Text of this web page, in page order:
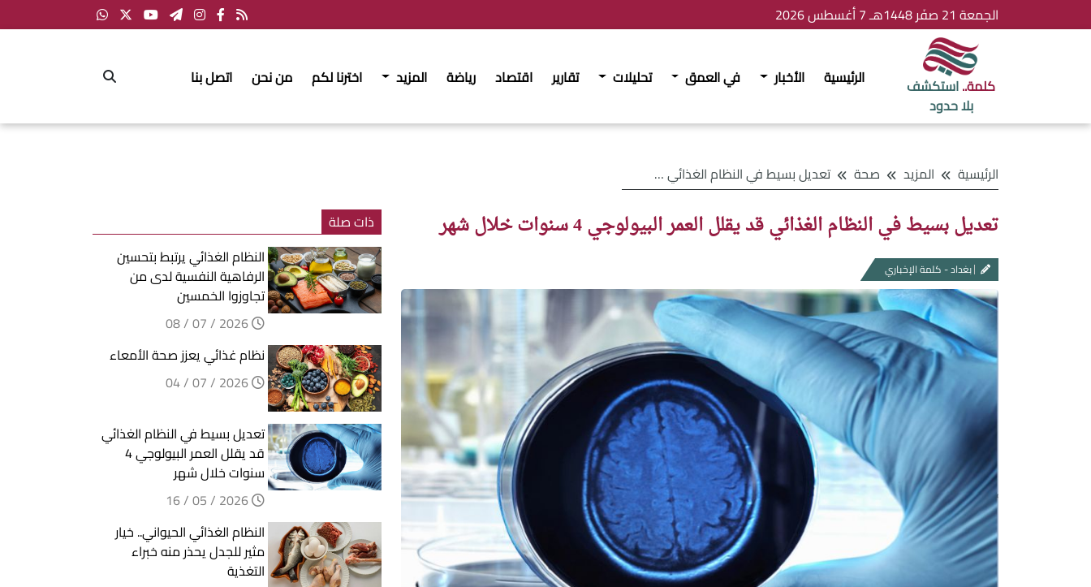
الجمعة 21 صفَر 1448هـ 7 أغسطس 2026
كلمة..استكشف
بلا حدود
الرئيسية الأخبار في العمق تحليلات تقارير اقتصاد رياضة المزيد اخترنا لكم من نحن اتصل بنا
الرئيسية المزيد صحة تعديل بسيط في النظام الغذائي قد يقلل العمر البيولوجي 4 سنوات خلال شهر
تعديل بسيط في النظام الغذائي قد يقلل العمر البيولوجي 4 سنوات خلال شهر
بغداد - كلمة الإخباري
ذات صلة
النظام الغذائي يرتبط بتحسين
الرفاهية النفسية لدى من
تجاوزوا الخمسين
نظام غذائي يعزز صحة الأمعاء
تعديل بسيط في النظام الغذائي
قد يقلل العمر البيولوجي 4
سنوات خلال شهر
النظام الغذائي الحيواني.. خيار
مثير للجدل يحذر منه خبراء
التغذية